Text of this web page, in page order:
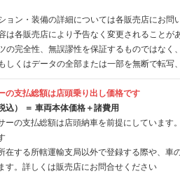
ョン・装備の詳細については各販売店にお問
は各販売店により予告なく変更されることが
の完全性、無誤謬性を保証するものではなく
しくはデータの全部または一部を無断で転写
の支払総額は店頭乗り出し価格です
込） ＝ 車両本体価格＋諸費用
ーの支払総額は店頭納車を前提にしています
在する所轄運輸支局以外で登録する際や、車
す。詳しくは販売店にお問合せください